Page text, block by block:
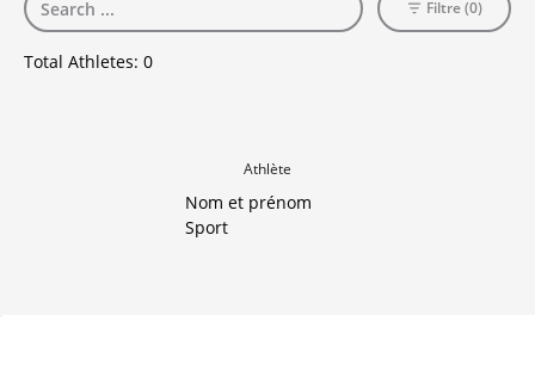
Total Athletes: 0
Filtre (0)
Athlète
Nom et prénom
Sport